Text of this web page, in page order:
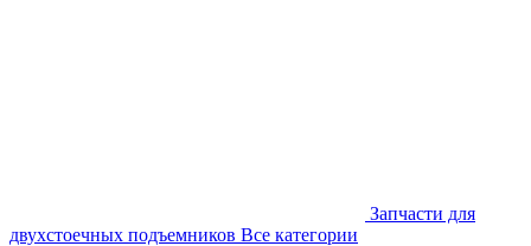
Запчасти для
двухстоечных подъемников Все категории